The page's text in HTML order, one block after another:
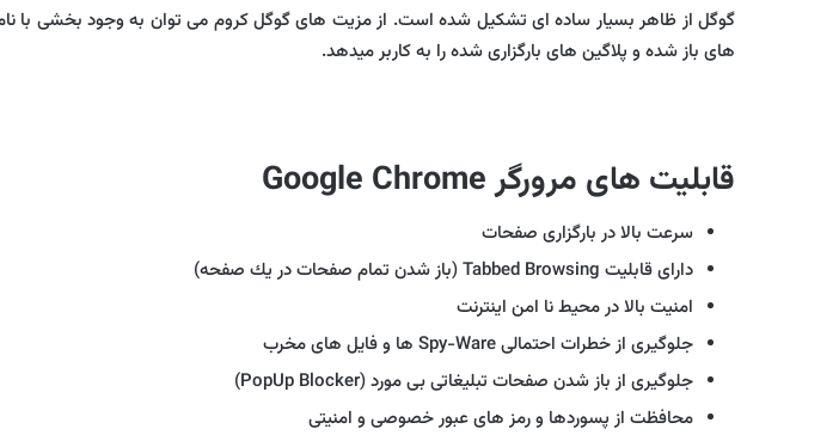
های باز شده و پلاگین های بارگزاری شده را به کاربر میدهد.
قابلیت های مرورگر Google Chrome
سرعت بالا در بارگزاری صفحات
دارای قابلیت ‏Tabbed Browsing (باز شدن تمام صفحات در یك صفحه)
امنیت بالا در محیط نا امن اینترنت
جلوگیری از خطرات احتمالی Spy-Ware ها و فایل های مخرب
جلوگیری از باز شدن صفحات تبلیغاتی بی مورد (PopUp Blocker)
محافظت از پسوردها و رمز های عبور خصوصی و امنیتی